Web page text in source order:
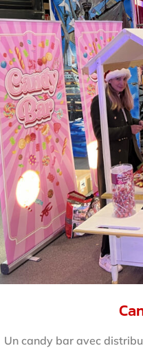
Un candy bar avec